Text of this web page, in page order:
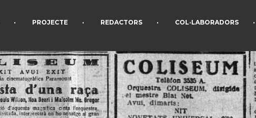
• PROJECTE • REDACTORS • COL·LABORADORS •